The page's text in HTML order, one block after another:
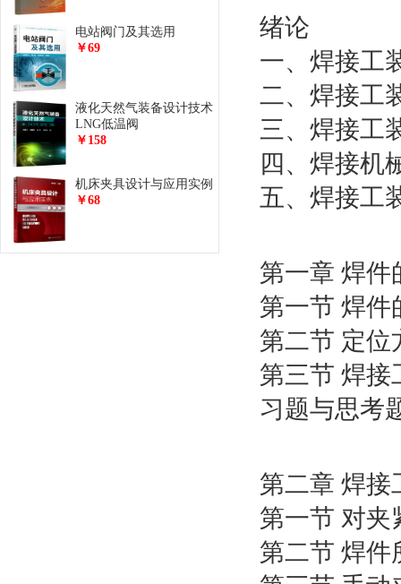
电站阀门及其选用
￥69
液化天然气装备设计技术
LNG低温阀
￥158
机床夹具设计与应用实例
￥68
绪论
一、焊接工
二、焊接工
三、焊接工
四、焊接机
五、焊接工
第一章 焊件
第一节 焊件
第二节 定位
第三节 焊接
习题与思考
第二章 焊接
第一节 对夹
第二节 焊件